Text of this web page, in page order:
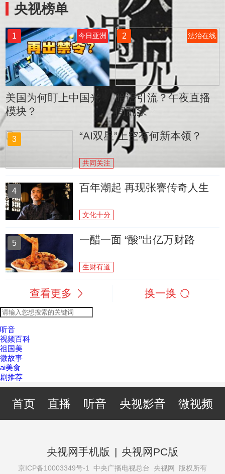
央视榜单
1 今日亚洲
美国为何盯上中国光
模块？
2 法治在线
暗语引流？午夜直播
间乱象
3 “AI双星”上空有何新本领？
共同关注
4 百年潮起 再现张謇传奇人生
文化十分
5 一醋一面 “酸”出亿万财路
生财有道
查看更多 换一换
听音
视频百科
祖国美
微故事
ai美食
剧推荐
首页 直播 听音 央视影音 微视频
央视网手机版 | 央视网PC版
京ICP备10003349号-1 中央广播电视总台 央视网 版权所有